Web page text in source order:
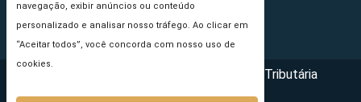
navegação, exibir anúncios ou conteúdo
personalizado e analisar nosso tráfego. Ao clicar em
“Aceitar todos”, você concorda com nosso uso de
cookies.
Princípios Editoriais
Copyright © 2026 - Portal da Reforma Tributária